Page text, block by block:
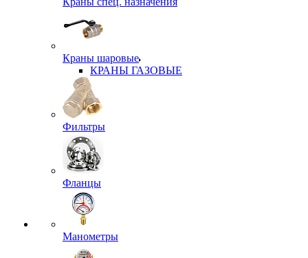
Краны шаровые
КРАНЫ ГАЗОВЫЕ
Фильтры
Фланцы
Манометры